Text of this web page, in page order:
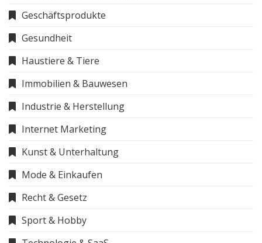
Geschäftsprodukte
Gesundheit
Haustiere & Tiere
Immobilien & Bauwesen
Industrie & Herstellung
Internet Marketing
Kunst & Unterhaltung
Mode & Einkaufen
Recht & Gesetz
Sport & Hobby